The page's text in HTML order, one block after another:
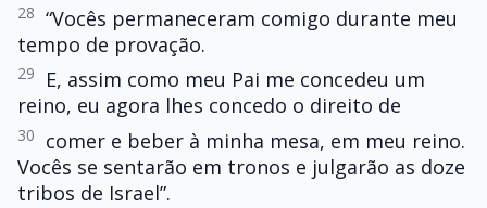
28 “Vocês permaneceram comigo durante meu
tempo de provação.
29
E, assim como meu Pai me concedeu um
reino, eu agora lhes concedo o direito de
30
comer e beber à minha mesa, em meu reino.
Vocês se sentarão em tronos e julgarão as doze
tribos de Israel”.